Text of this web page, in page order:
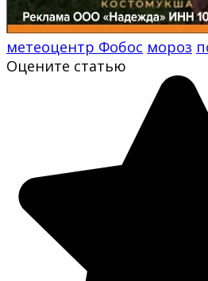
метеоцентр Фобос мороз
Оцените статью